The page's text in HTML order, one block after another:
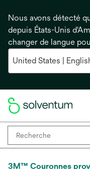
Nous avons détecté
depuis États-Unis
changer de langue
3M™ Couronnes